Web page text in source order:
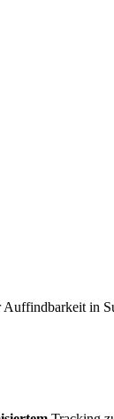
Auffindbarkeit in